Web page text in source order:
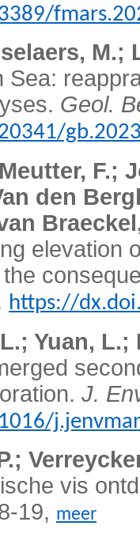
M.;
Sea:
Geol.
F.;
den
elevation
https://
Yuan, L.;
J.
vis
19, meer